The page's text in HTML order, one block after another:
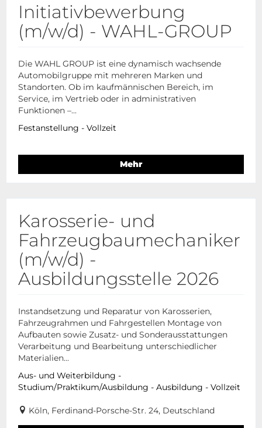
Initiativbewerbung
(m/w/d) - WAHL-GROUP
Die WAHL GROUP ist eine dynamisch wachsende
Automobilgruppe mit mehreren Marken und
Standorten. Ob im kaufmännischen Bereich, im
Service, im Vertrieb oder in administrativen
Funktionen –...
Festanstellung - Vollzeit
Mehr
Karosserie- und
Fahrzeugbaumechaniker
(m/w/d) -
Ausbildungsstelle 2026
Instandsetzung und Reparatur von Karosserien,
Fahrzeugrahmen und Fahrgestellen Montage von
Aufbauten sowie Zusatz- und Sonderausstattungen
Verarbeitung und Bearbeitung unterschiedlicher
Materialien...
Aus- und Weiterbildung -
Studium/Praktikum/Ausbildung - Ausbildung - Vollzeit
Köln, Ferdinand-Porsche-Str. 24, Deutschland